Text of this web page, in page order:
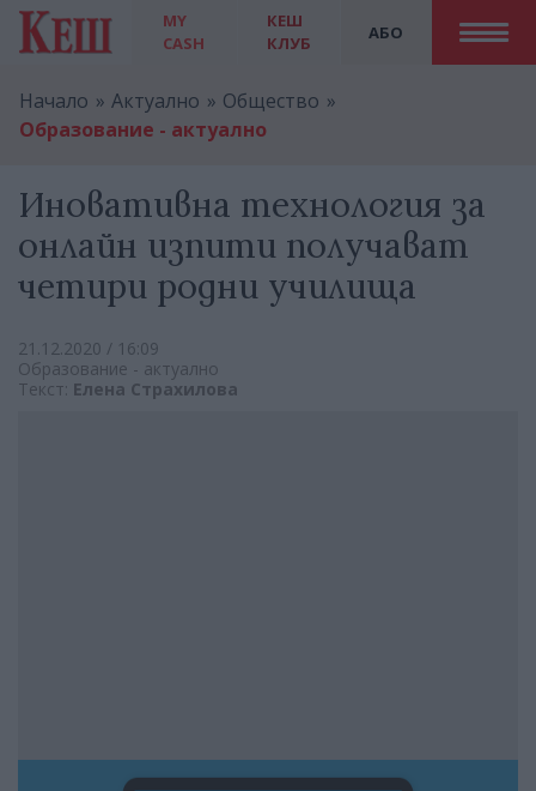
MY
CASH
АБО
КЕШ
КЛУБ
Начало Актуално
Общество
Образование - актуално
Иновативна технология за
онлайн изпити получават
четири родни училища
21.12.2020 / 16:09
Образование - актуално
Текст: Елена Страхилова